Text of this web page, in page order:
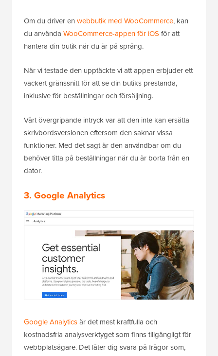
Om du driver en webbutik med WooCommerce, kan
du använda WooCommerce-appen för iOS för att
hantera din butik när du är på språng.
När vi testade den upptäckte vi att appen erbjuder ett
vackert gränssnitt för att se din butiks prestanda,
inklusive för beställningar och försäljning.
Vårt övergripande intryck var att den inte kan ersätta
skrivbordsversionen eftersom den saknar vissa
funktioner. Med det sagt är den användbar om du
behöver titta på beställningar när du är borta från en
dator.
3. Google Analytics
Google Analyticsär det mest kraftfulla och
kostnadsfria analysverktyget som finns tillgängligt för
webbplatsägare. Det låter dig svara på frågor som,